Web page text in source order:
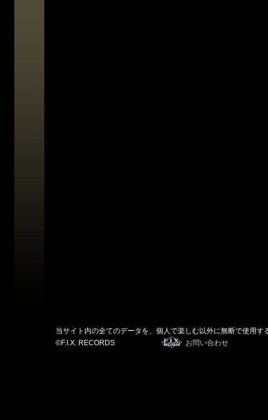
当サイト内の全てのデータを、個人で楽しむ以外に無断で使用す
©F.I.X. RECORDS
お問い合わせ